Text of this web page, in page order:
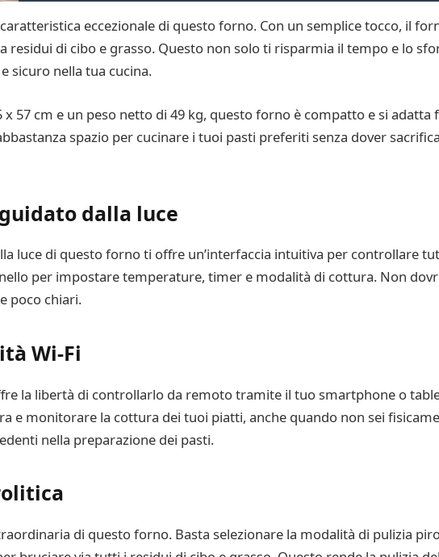
eccezionale di questo forno. Con un semplice tocco, il
di cibo e grasso. Questo non solo ti risparmia il tempo e lo
sicuro nella tua cucina.
57 cm e un peso netto di 49 kg, questo forno è compatto e si adatta
spazio per cucinare i tuoi pasti preferiti senza dover
dalla luce
luce di questo forno ti offre un’interfaccia intuitiva per controllare
per impostare temperature, timer e modalità di cottura. Non
poco chiari.
Wi-Fi
la libertà di controllarlo da remoto tramite il tuo smartphone o
e monitorare la cottura dei tuoi piatti, anche quando non sei
nella preparazione dei pasti.
di questo forno. Basta selezionare la modalità di pulizia